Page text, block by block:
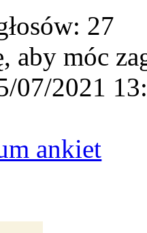
27
aby móc
07/2021
ankiet